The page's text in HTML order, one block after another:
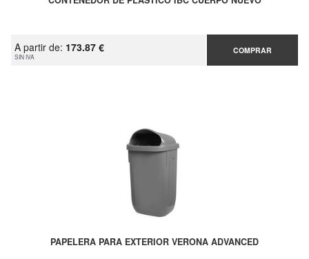
A partir de: 173.87 €
SIN IVA
COMPRAR
PAPELERA PARA EXTERIOR VERONA ADVANCED